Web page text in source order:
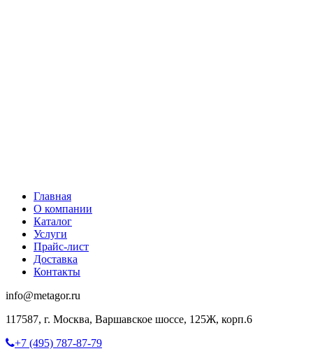
Главная
О компании
Каталог
Услуги
Прайс-лист
Доставка
Контакты
info@metagor.ru
117587, г. Москва, Варшавское шоссе, 125Ж, корп.6
+7 (495) 787-87-79